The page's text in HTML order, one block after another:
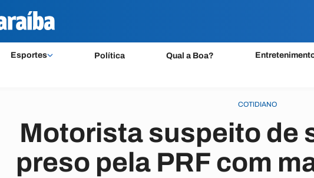
Esportes Política Qual a Boa?
COTIDIANO
Motorista suspeito de
preso pela PRF com